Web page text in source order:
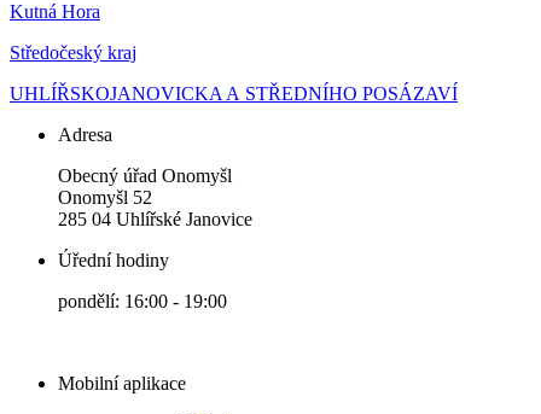
Kutná Hora
Středočeský kraj
UHLÍŘSKOJANOVICKA A STŘEDNÍHO POSÁZAVÍ
Adresa
Obecný úřad Onomyšl
Onomyšl 52
285 04 Uhlířské Janovice
Úřední hodiny
pondělí: 16:00 - 19:00
Mobilní aplikace